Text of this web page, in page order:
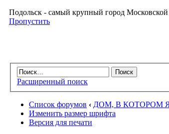
Подольск - самый крупный город Московской
Пропустить
Расширенный поиск
Список форумов ‹ ДОМ, В КОТОРОМ
Изменить размер шрифта
Версия для печати